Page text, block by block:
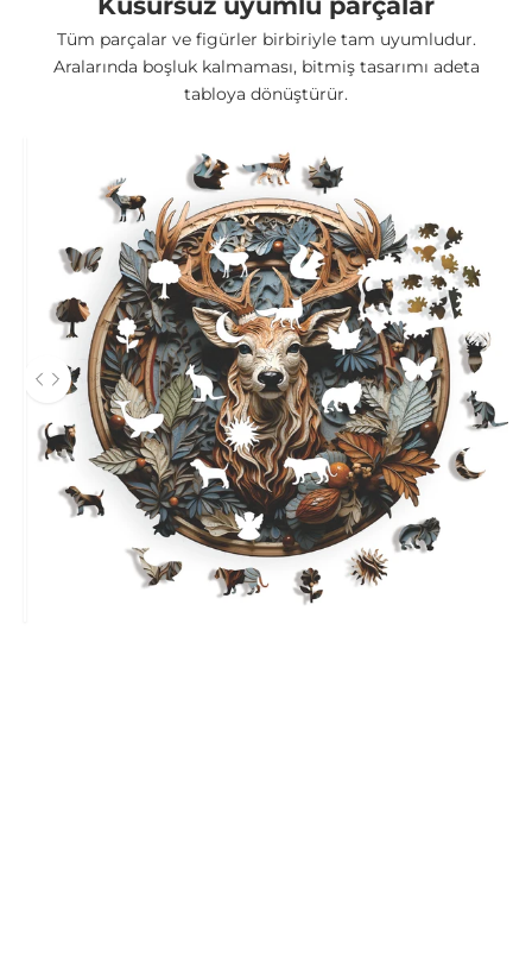
Tüm parçalar ve figürler birbiriyle tam uyumludur.
Aralarında boşluk kalmaması, bitmiş tasarımı adeta
tabloya dönüştürür.
Önce ve sonra fotoğrafları arasında gezinmek için sol ve sağ